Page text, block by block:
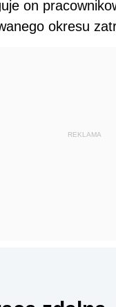
on
okresu
REKLAMA